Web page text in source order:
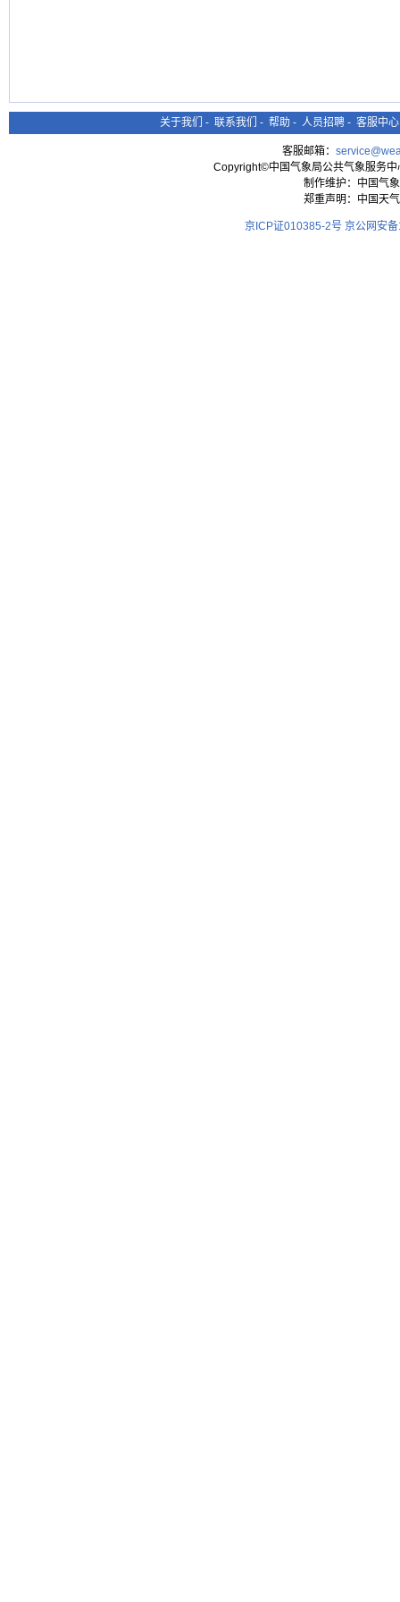
关于我们 - 联系我们 - 帮助 - 人员招聘 - 客服中心
客服邮箱：
Copyright©中国气象局公共气象服务
制作维护：中国气
郑重声明：中国天
京ICP证010385-2号 京公网安